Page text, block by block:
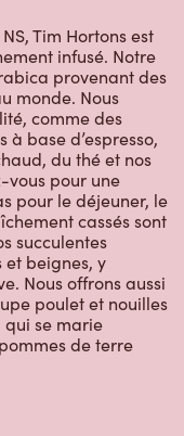
Tim Hortons est
infusé. Notre
provenant des
monde. Nous
comme des
à base d’espresso,
du thé et nos
vous pour une
pour le déjeuner, le
cassés sont
succulentes
et beignes, y
Nous offrons aussi
poulet et nouilles
qui se marie
de terre